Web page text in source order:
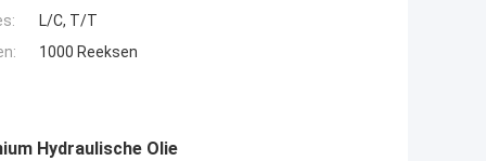
L/C, T/T
1000 Reeksen
Hydraulische Olie